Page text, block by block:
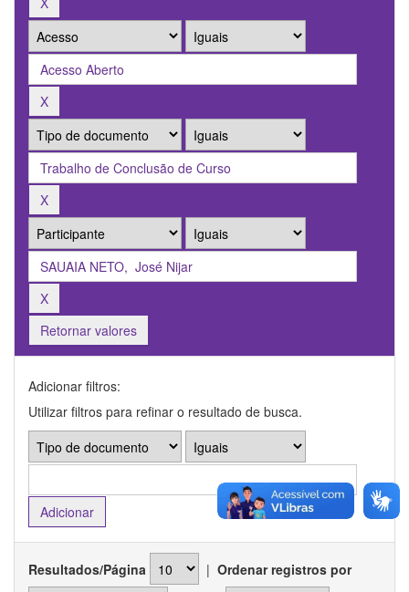
Retornar valores
Adicionar filtros:
Utilizar filtros para refinar o resultado de busca.
Resultados/Página | Ordenar registros por